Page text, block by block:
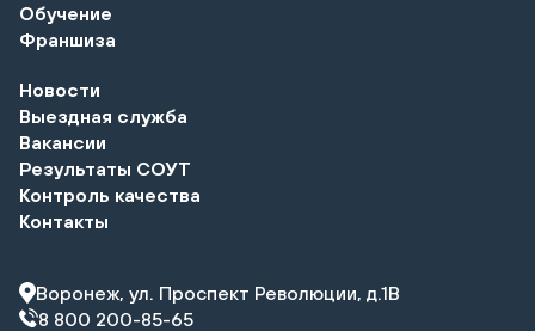
Обучение
Франшиза
Новости
Выездная служба
Вакансии
Результаты СОУТ
Контроль качества
Контакты
Воронеж, ул. Проспект Революции, д.1В
8 800 200-85-65